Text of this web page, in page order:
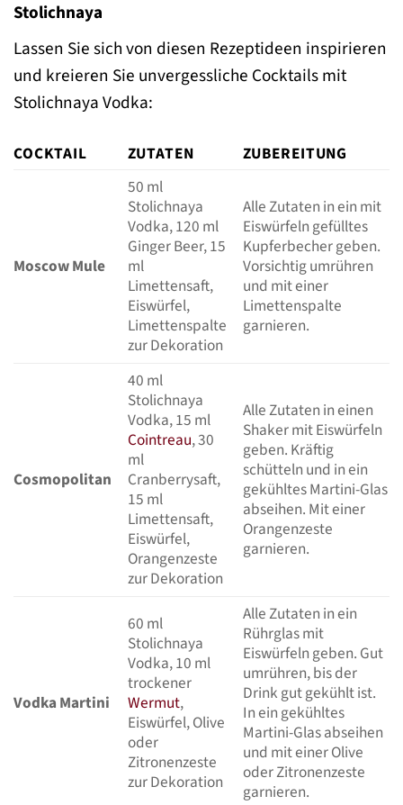
Stolichnaya
Lassen Sie sich von diesen Rezeptideen inspirieren
und kreieren Sie unvergessliche Cocktails mit
Stolichnaya Vodka:
COCKTAIL ZUTATEN ZUBEREITUNG
Moscow Mule
50 ml
Stolichnaya
Vodka, 120 ml
Ginger Beer, 15
ml
Limettensaft,
Eiswürfel,
Limettenspalte
zur Dekoration
Alle Zutaten in ein mit
Eiswürfeln gefülltes
Kupferbecher geben.
Vorsichtig umrühren
und mit einer
Limettenspalte
garnieren.
Cosmopolitan
40 ml
Stolichnaya
Vodka, 15 ml
Cointreau, 30
ml
Cranberrysaft,
15 ml
Limettensaft,
Eiswürfel,
Orangenzeste
zur Dekoration
Alle Zutaten in einen
Shaker mit Eiswürfeln
geben. Kräftig
schütteln und in ein
gekühltes Martini-Glas
abseihen. Mit einer
Orangenzeste
garnieren.
Vodka Martini
60 ml
Stolichnaya
Vodka, 10 ml
trockener
Wermut,
Eiswürfel, Olive
oder
Zitronenzeste
zur Dekoration
Alle Zutaten in ein
Rührglas mit
Eiswürfeln geben. Gut
umrühren, bis der
Drink gut gekühlt ist.
In ein gekühltes
Martini-Glas abseihen
und mit einer Olive
oder Zitronenzeste
garnieren.